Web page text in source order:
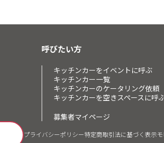
呼びたい方
キッチンカーをイベントに呼ぶ
キッチンカー一覧
キッチンカーのケータリング依頼
キッチンカーを空きスペースに呼
募集者マイページ
プライバシーポリシー特定商取引法に基づく表示